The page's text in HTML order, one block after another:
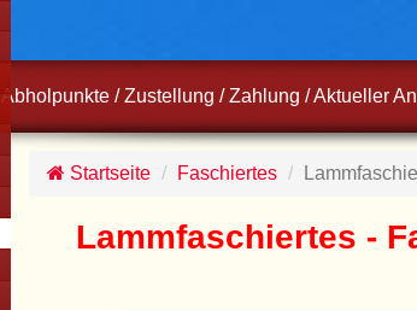
Abholpunkte / Zustellung / Zahlung /Aktueller
Startseite Faschiertes
Lammfaschiertes -